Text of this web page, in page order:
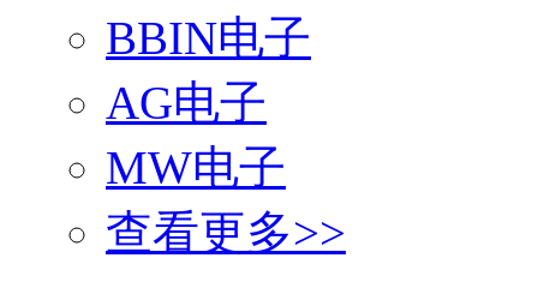
BBIN电子
AG电子
MW电子
查看更多>>